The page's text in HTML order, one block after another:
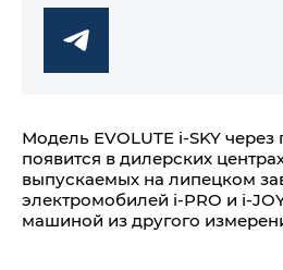
Модель EVOLUTE i‑SKY
появится в дилерских
выпускаемых на липецком
электромобилей i‑PRO и
машиной из другого